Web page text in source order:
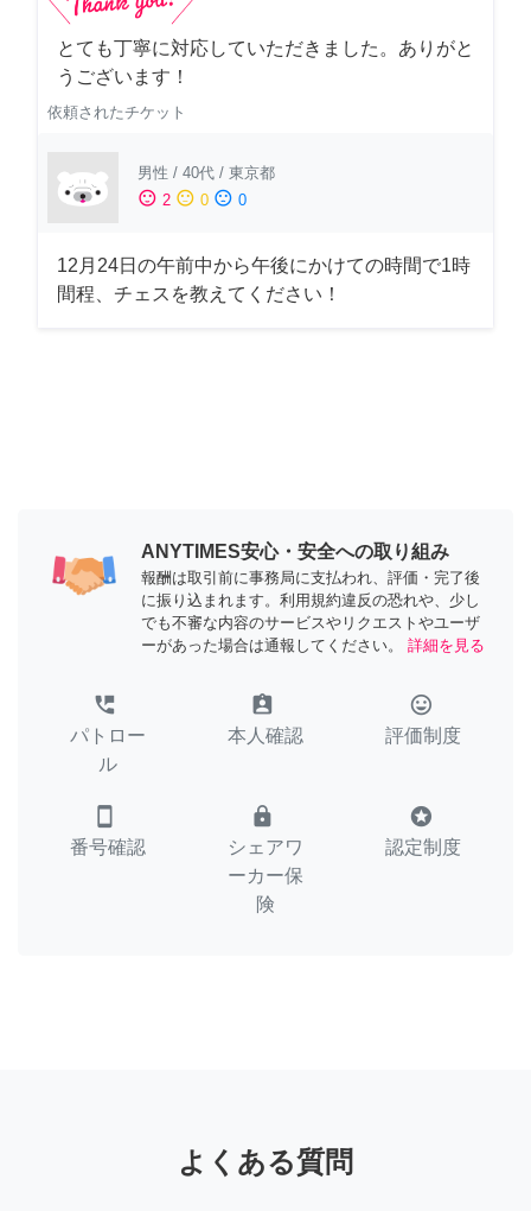
とても丁寧に対応していただきました。ありがと
うございます！
依頼されたチケット
男性 / 40代 / 東京都
sentiment_satisfied 2 sentiment_neutral 0 sentiment_dissatisfied 0
12月24日の午前中から午後にかけての時間で1時
間程、チェスを教えてください！
ANYTIMES安心・安全への取り組み
報酬は取引前に事務局に支払われ、評価・完了後
に振り込まれます。利用規約違反の恐れや、少し
でも不審な内容のサービスやリクエストやユーザ
ーがあった場合は通報してください。
詳細を見る
perm_phone_msg
パトロー
ル
assignment_ind
本人確認
tag_faces
評価制度
smartphone
番号確認
lock
シェアワ
ーカー保
険
stars
認定制度
よくある質問